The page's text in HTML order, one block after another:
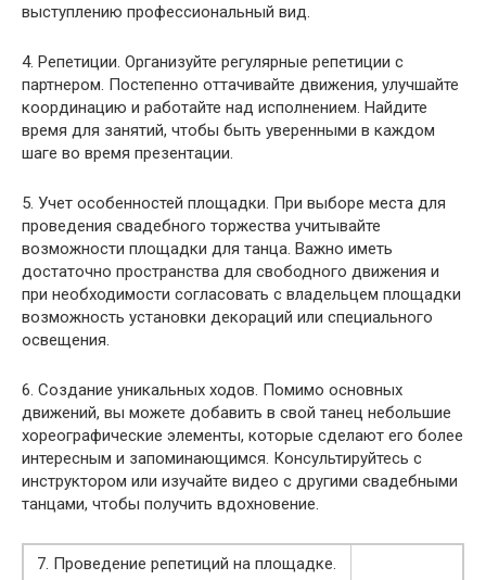
выступлению профессиональный вид.
4. Репетиции. Организуйте регулярные репетиции с
партнером. Постепенно оттачивайте движения, улучшайте
координацию и работайте над исполнением. Найдите
время для занятий, чтобы быть уверенными в каждом
шаге во время презентации.
5. Учет особенностей площадки. При выборе места для
проведения свадебного торжества учитывайте
возможности площадки для танца. Важно иметь
достаточно пространства для свободного движения и
при необходимости согласовать с владельцем площадки
возможность установки декораций или специального
освещения.
6. Создание уникальных ходов. Помимо основных
движений, вы можете добавить в свой танец небольшие
хореографические элементы, которые сделают его более
интересным и запоминающимся. Консультируйтесь с
инструктором или изучайте видео с другими свадебными
танцами, чтобы получить вдохновение.
7. Проведение репетиций на площадке.